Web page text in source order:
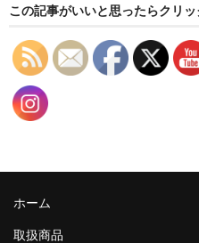
草津Tip店
この記事がいいと思ったらクリ
ホーム
取扱商品